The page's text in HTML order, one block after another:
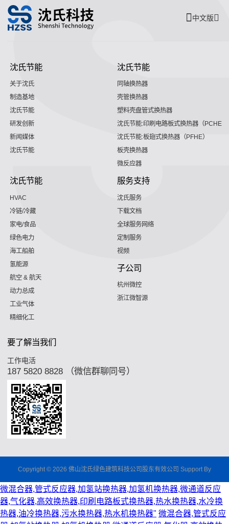
中文版
沈氏节能
关于沈氏
制造基地
沈氏节能
研发创新
新闻媒体
沈氏节能
沈氏节能
同轴换热器
壳管换热器
塑料壳盘管式换热器
沈氏节能:印刷电路板式换热器（PCHE）
沈氏节能:板翅式换热器（PFHE）
板壳换热器
微反应器
沈氏节能
HVAC
冷链/冷藏
家电/食品
绿色电力
海工船舶
氢能源
航空 & 航天
动力总成
工业气体
精细化工
服务支持
沈氏服务
下载文档
全球服务网络
定制服务
视频
子公司
杭州微控
浙江微智源
要了解当我们
工作电活
187 5820 8828 （微信群聊同号）
Copyright © 2026 佛山沈氏绿色建筑科技公司股东有效公司 Support By
微混合器,管式反应器,加氢站换热器,加氢机换热器,微通道反应
器,气化器,高效换热器,印刷电路板式换热器,热水换热器,水冷换
热器,油冷换热器,污水换热器,热水机换热器" 微混合器,管式反应